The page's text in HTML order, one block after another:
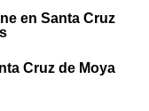
en Santa Cruz
Cruz de Moya